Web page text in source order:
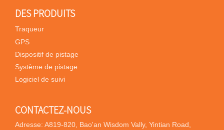
DES PRODUITS
Traqueur
GPS
Dispositif de pistage
Système de pistage
Logiciel de suivi
CONTACTEZ-NOUS
Adresse: A819-820, Bao'an Wisdom Vally, Yintian Road,